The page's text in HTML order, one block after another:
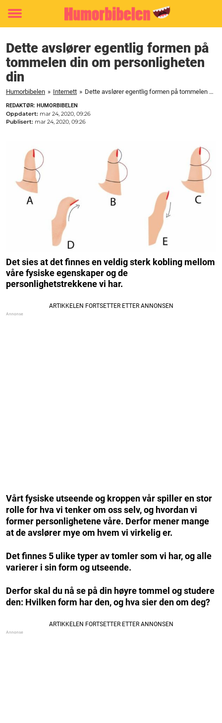
Toggle
Dette avslører egentlig formen på
tommelen din om personligheten
din
Humorbibelen » Internett » Dette avslører egentlig formen på tommelen din om personligheten din
REDAKTØR: HUMORBIBELEN
Oppdatert: mar 24, 2020, 09:26
Publisert: mar 24, 2020, 09:26
Det sies at det finnes en veldig sterk kobling mellom
våre fysiske egenskaper og de
personlighetstrekkene vi har.
Vårt fysiske utseende og kroppen vår spiller en stor
rolle for hva vi tenker om oss selv, og hvordan vi
former personlighetene våre. Derfor mener mange
at de avslører mye om hvem vi virkelig er.
Det finnes 5 ulike typer av tomler som vi har, og alle
varierer i sin form og utseende.
Derfor skal du nå se på din høyre tommel og studere
den: Hvilken form har den, og hva sier den om deg?